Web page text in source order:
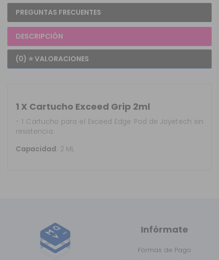
PREGUNTAS FRECUENTES
DESCRIPCIÓN
(0) ⭐ VALORACIONES
1 X Cartucho Exceed Grip 2ml
- 1 Cartucho para el Exceed Edge Pod de Joyetech sin
resistencia.
Capacidad: 2 ML
Infórmate
Formas de Pago